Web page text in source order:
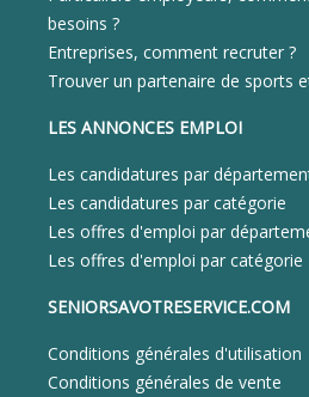
besoins ?
Entreprises, comment recruter ?
Trouver un partenaire de sports
LES ANNONCES EMPLOI
Les candidatures par
Les candidatures par catégorie
Les offres d'emploi par
Les offres d'emploi par catégorie
SENIORSAVOTRESERVICE.COM
Conditions générales d'utilisation
Conditions générales de vente